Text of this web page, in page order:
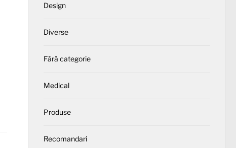
Design
Diverse
Fără categorie
Medical
Produse
Recomandari